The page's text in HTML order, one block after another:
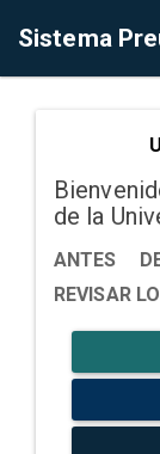
Sistema
de la
ANTES
REVISAR